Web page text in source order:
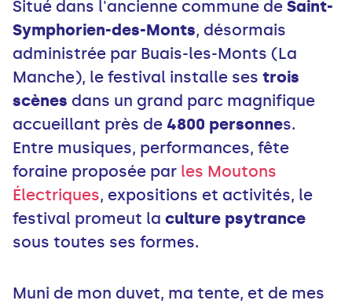
Situé dans l'ancienne commune de Saint-
Symphorien-des-Monts, désormais
administrée par Buais-les-Monts (La
Manche), le festival installe ses trois
scènes dans un grand parc magnifique
accueillant près de 4800 personnes.
Entre musiques, performances, fête
foraine proposée par les Moutons
Électriques, expositions et activités, le
festival promeut la culture psytrance
sous toutes ses formes.
Muni de mon duvet, ma tente, et de mes